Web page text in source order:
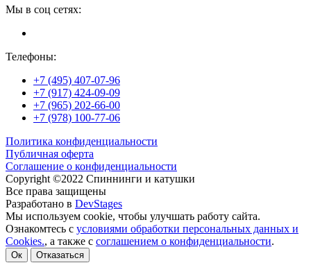
Мы в соц сетях:
Телефоны:
+7 (495) 407-07-96
+7 (917) 424-09-09
+7 (965) 202-66-00
+7 (978) 100-77-06
Политика конфиденциальности
Публичная оферта
Соглашение о конфиденциальности
Copyright ©2022 Спиннинги и катушки
Все права защищены
Разработано в DevStages
Мы используем cookie, чтобы улучшать работу сайта.
Ознакомтесь с условиями обработки персональных данных и
Cookies., а также с соглашением о конфиденциальности.
Ок Отказаться